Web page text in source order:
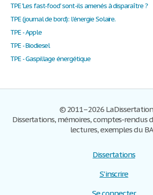
TPE 'Les fast-food' sont-ils amenés à disparaître ?
TPE (journal de bord): l'énergie Solaire.
TPE - Apple
TPE - Biodiesel
TPE - Gaspillage énergétique
© 2011–2026
Dissertations, mémoires, comptes-rendus
lectures, exemples du
Dissertations
S'inscrire